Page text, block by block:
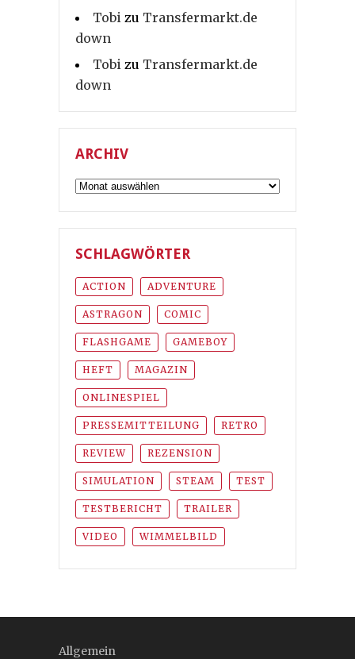
Tobi zu Transfermarkt.de
down
Tobi zu Transfermarkt.de
down
ARCHIV
Archiv
SCHLAGWÖRTER
ACTION ADVENTURE
ASTRAGON COMIC
FLASHGAME GAMEBOY
HEFT MAGAZIN
ONLINESPIEL
PRESSEMITTEILUNG RETRO
REVIEW REZENSION
SIMULATION STEAM TEST
TESTBERICHT TRAILER
VIDEO WIMMELBILD
Allgemein